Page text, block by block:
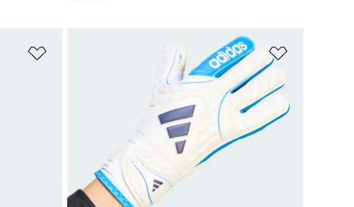
Añadir a la lista de deseos